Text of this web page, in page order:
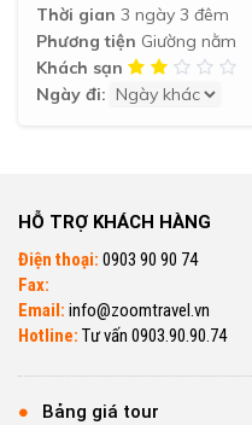
Thời gian 3 ngày 3 đêm
Phương tiện Giường nằm
Khách sạn
Ngày đi:
HỖ TRỢ KHÁCH HÀNG
Điện thoại: 0903 90 90 74
Fax:
Email: info@zoomtravel.vn
Hotline: Tư vấn 0903.90.90.74
Bảng giá tour